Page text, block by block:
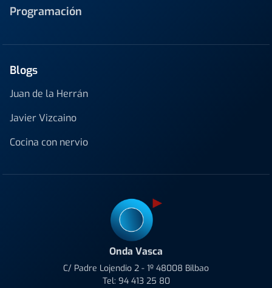
Programación
Blogs
Juan de la Herrán
Javier Vizcaino
Cocina con nervio
Onda Vasca
C/ Padre Lojendio 2 - 1º 48008 Bilbao
Tel: 94 413 25 80